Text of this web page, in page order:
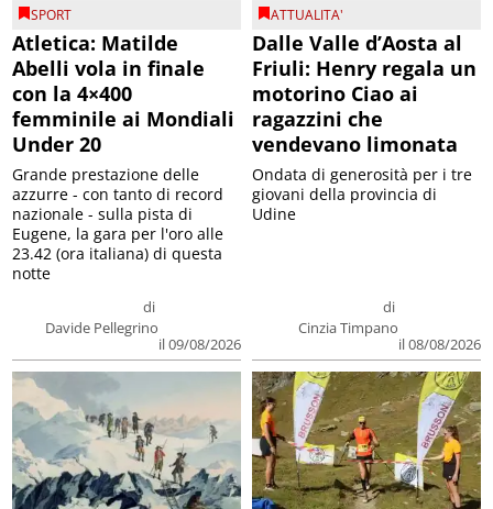
SPORT
Atletica: Matilde
Abelli vola in finale
con la 4×400
femminile ai Mondiali
Under 20
di
Davide Pellegrino
il 09/08/2026
Grande prestazione delle
azzurre - con tanto di record
nazionale - sulla pista di
Eugene, la gara per l'oro alle
23.42 (ora italiana) di questa
notte
ATTUALITA'
Dalle Valle d’Aosta al
Friuli: Henry regala un
motorino Ciao ai
ragazzini che
vendevano limonata
di
Cinzia Timpano
il 08/08/2026
Ondata di generosità per i tre
giovani della provincia di
Udine